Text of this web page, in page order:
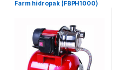
Farm hidropak (FBPH1000)